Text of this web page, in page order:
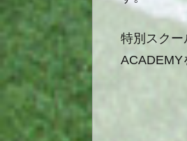
特別スクー
ACADEMY